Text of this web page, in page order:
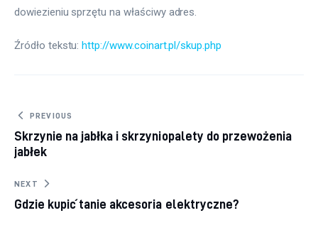
dowiezieniu sprzętu na właściwy adres.
Źródło tekstu: http://www.coinart.pl/skup.php
Nawigacja wpisu
PREVIOUS
Skrzynie na jabłka i skrzyniopalety do przewożenia
jabłek
NEXT
Gdzie kupić tanie akcesoria elektryczne?